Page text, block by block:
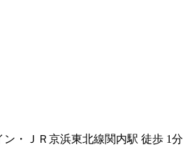
・ＪＲ京浜東北線関内駅 徒歩 1分